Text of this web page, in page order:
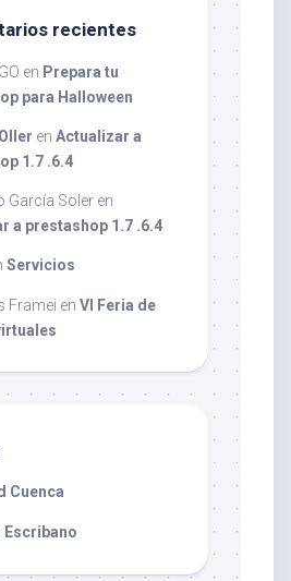
recientes
en Prepara tu
para Halloween
en Actualizar a
1.7 .6.4
García Soleren
a prestashop 1.7 .6.4
Servicios
Framei en VI Feria de
Cuenca
Escribano